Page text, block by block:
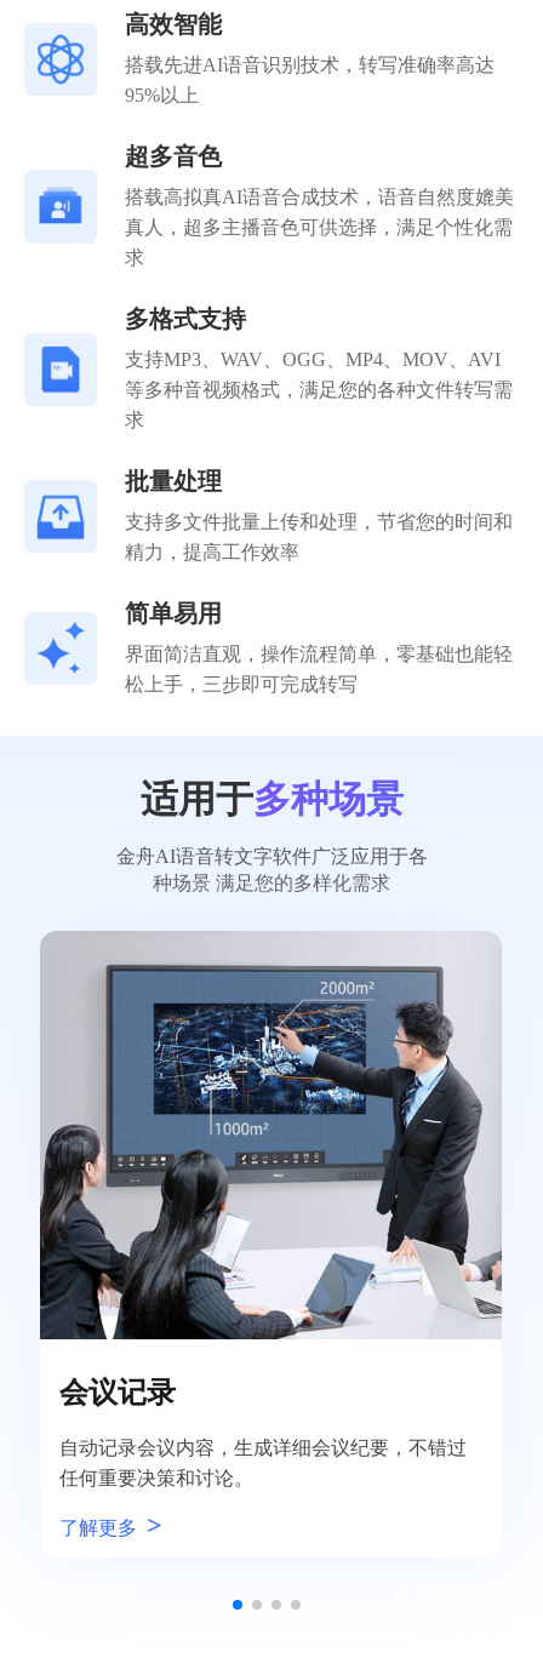
高效智能
搭载先进AI语音识别技术，转写准确率高达
95%以上
超多音色
搭载高拟真AI语音合成技术，语音自然度媲美
真人，超多主播音色可供选择，满足个性化需
求
多格式支持
支持MP3、WAV、OGG、MP4、MOV、AVI
等多种音视频格式，满足您的各种文件转写需
求
批量处理
支持多文件批量上传和处理，节省您的时间和
精力，提高工作效率
简单易用
界面简洁直观，操作流程简单，零基础也能轻
松上手，三步即可完成转写
适用于多种场景
金舟AI语音转文字软件广泛应用于各
种场景 满足您的多样化需求
细会议纪要，不错过
将讲座、课程内容转写成文字，